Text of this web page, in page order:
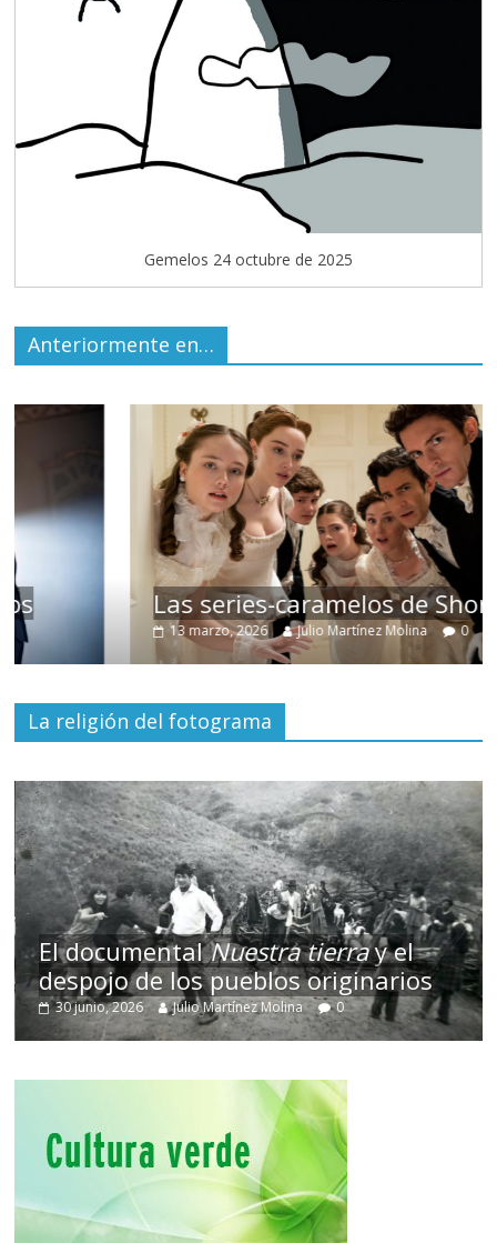
Gemelos 24 octubre de 2025
Anteriormente en…
Las series-caramelos de Shondaland
Julio Martínez Molina 0
La religión del fotograma
El documentalNuestra tierray el
despojo de los pueblos originarios
30 junio, 2026 Julio Martínez Molina 0